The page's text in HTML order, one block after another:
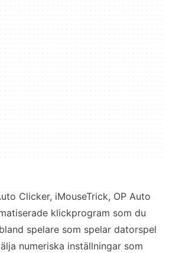
Clicker, iMouseTrick, OP Auto
klickprogram som du
spelare som spelar datorspel
numeriska inställningar som